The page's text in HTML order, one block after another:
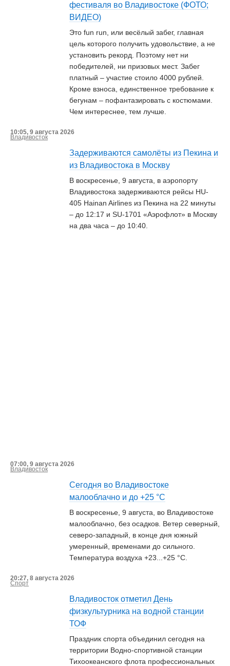
фестиваля во Владивостоке (ФОТО;
ВИДЕО)
Это fun run, или весёлый забег, главная
цель которого получить удовольствие, а не
установить рекорд. Поэтому нет ни
победителей, ни призовых мест. Забег
платный – участие стоило 4000 рублей.
Кроме взноса, единственное требование к
бегунам – пофантазировать с костюмами.
Чем интереснее, тем лучше.
10:05, 9 августа 2026
Владивосток
Задерживаются самолёты из Пекина и
из Владивостока в Москву
В воскресенье, 9 августа, в аэропорту
Владивостока задерживаются рейсы HU-
405 Hainan Airlines из Пекина на 22 минуты
– до 12:17 и SU-1701 «Аэрофлот» в Москву
на два часа – до 10:40.
07:00, 9 августа 2026
Владивосток
Сегодня во Владивостоке
малооблачно и до +25 °С
В воскресенье, 9 августа, во Владивостоке
малооблачно, без осадков. Ветер северный,
северо-западный, в конце дня южный
умеренный, временами до сильного.
Температура воздуха +23...+25 °С.
20:27, 8 августа 2026
Спорт
Владивосток отметил День
физкультурника на водной станции
ТОФ
Праздник спорта объединил сегодня на
территории Водно-спортивной станции
Тихоокеанского флота профессиональных